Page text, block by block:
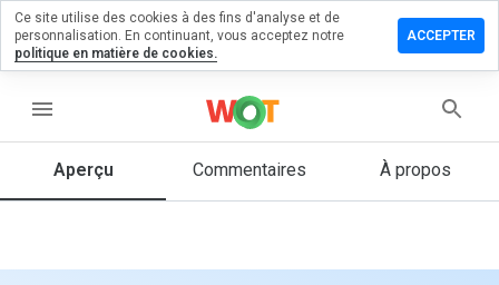
menu
Aperçu Commentaires À propos
un
1 et 5
Ce site utilise des cookies à des fins d'analyse et de
personnalisation. En continuant, vous acceptez notre
politique en matière de cookies.
ACCEPTER